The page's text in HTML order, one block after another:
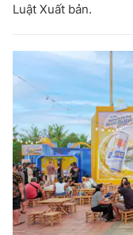
Luật Xuất bản.